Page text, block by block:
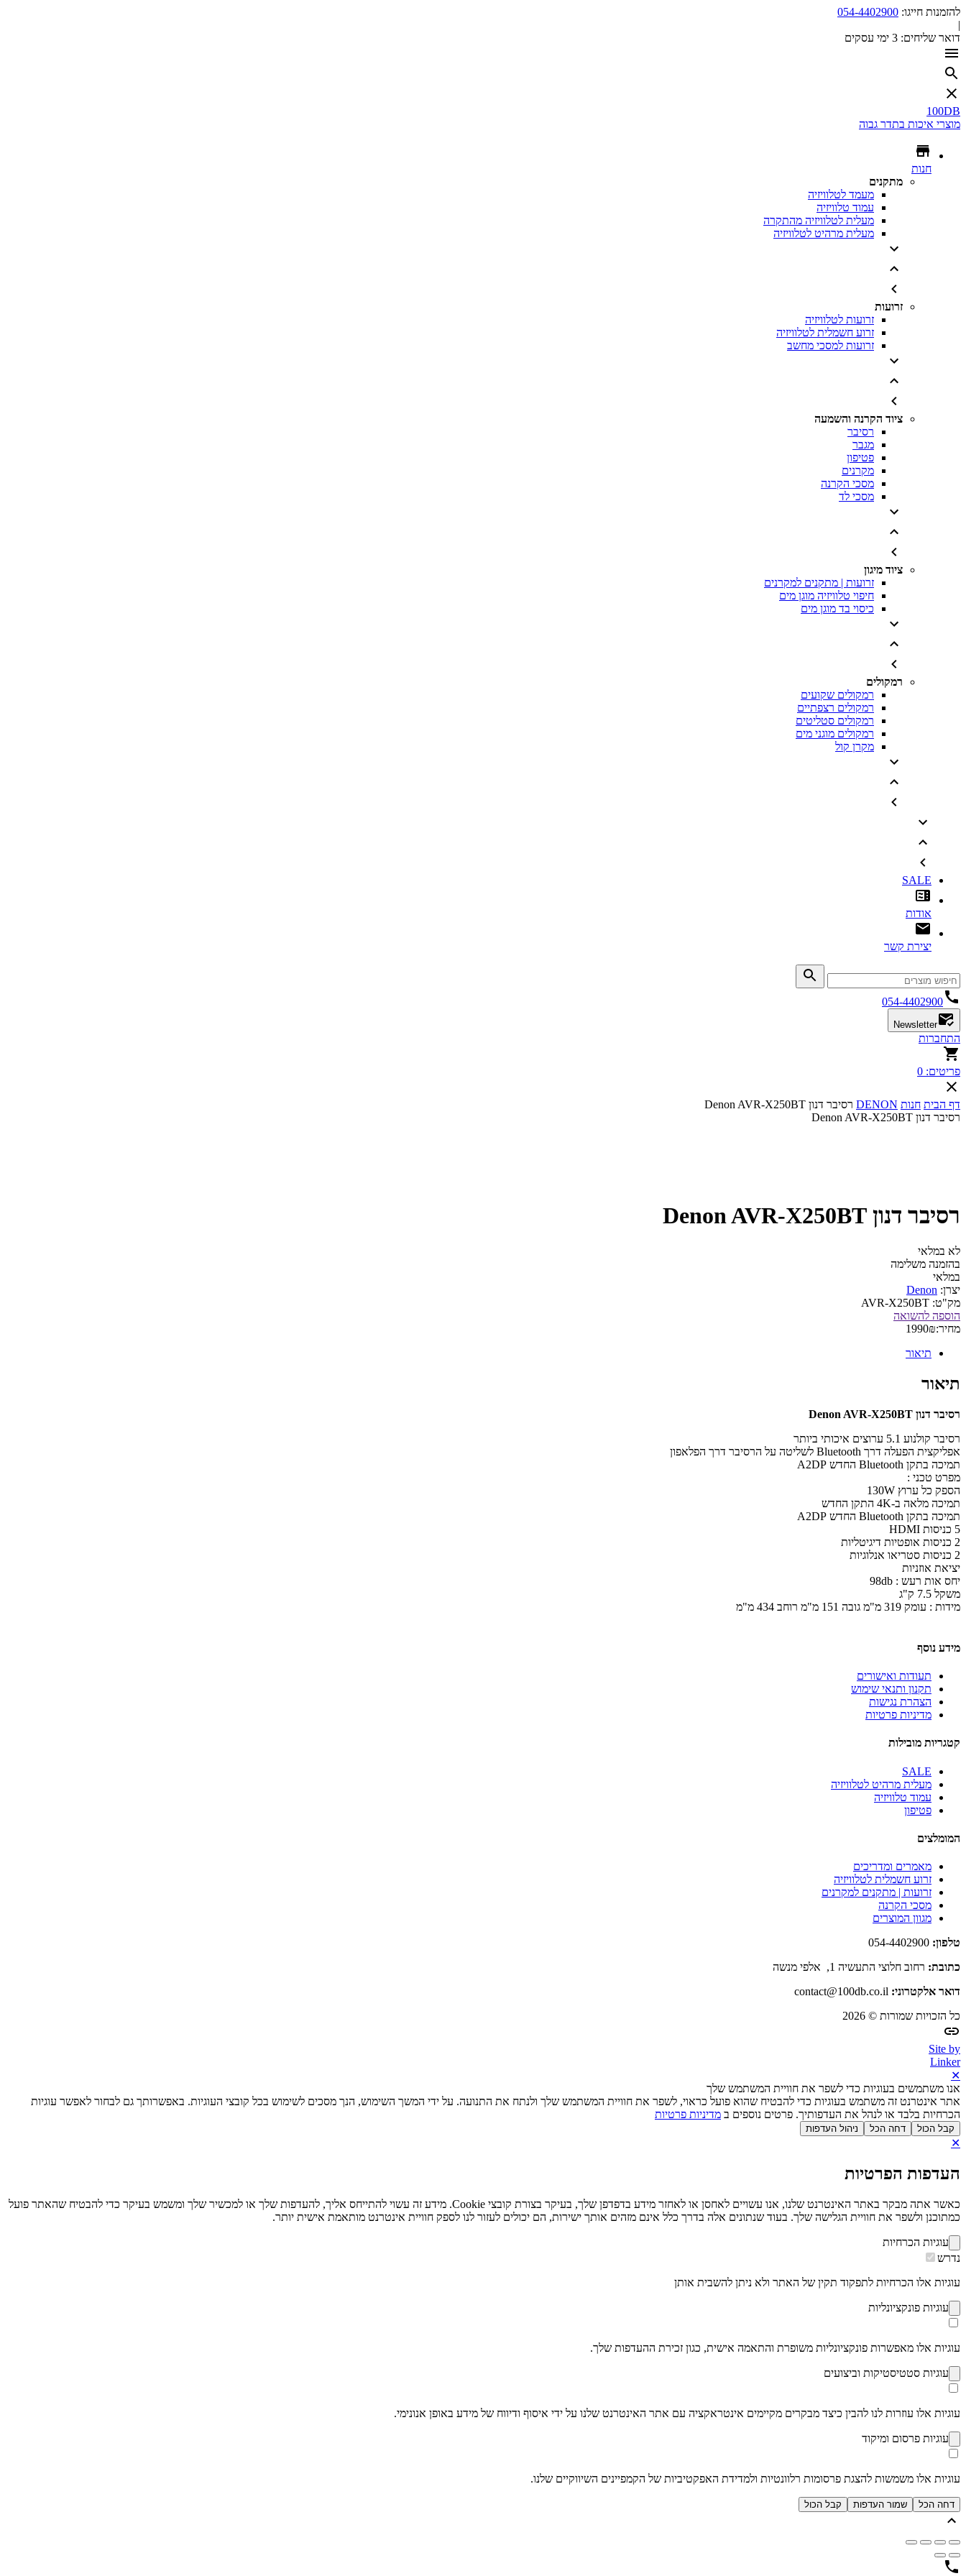
להזמנות חייגו: 054-4402900
|
דואר שליחים: 3 ימי עסקים
100DB
מוצרי איכות בתדר גבוה
חנות
מתקנים
מעמד לטלוויזיה
עמוד טלוויזיה
מעלית לטלוויזיה מהתקרה
מעלית מרהיט לטלוויזיה
זרועות
זרועות לטלוויזיה
זרוע חשמלית לטלוויזיה
זרועות למסכי מחשב
ציוד הקרנה והשמעה
רסיבר
מגבר
פטיפון
מקרנים
מסכי הקרנה
מסכי לד
ציוד מיגון
זרועות | מתקנים למקרנים
חיפוי טלוויזיה מוגן מים
כיסוי בד מוגן מים
רמקולים
רמקולים שקועים
רמקולים רצפתיים
רמקולים סטליטים
רמקולים מוגני מים
מקרן קול
SALE
אודות
יצירת קשר
054-4402900
Newsletter
התחברות
פריטים: 0
דף הבית חנות DENON רסיבר דנון Denon AVR-X250BT
רסיבר דנון Denon AVR-X250BT
רסיבר דנון Denon AVR-X250BT
לא במלאי
בהזמנה משלימה
במלאי
יצרן: Denon
מק"ט: AVR-X250BT
הוספה להשואה
מחיר:
1990₪
תיאור
תיאור
רסיבר דנון Denon AVR-X250BT
רסיבר קולנוע 5.1 ערוצים איכותי ביותר
אפליקצית הפעלה דרך Bluetooth לשליטה על הרסיבר דרך הפלאפון
תמיכה בתקן Bluetooth החדש A2DP
מפרט טכני :
הספק כל ערוץ 130W
תמיכה מלאה ב-4K התקן החדש
תמיכה בתקן Bluetooth החדש A2DP
5 כניסות HDMI
2 כניסות אופטיות דיגיטליות
2 כניסות סטריאו אנלוגיות
יציאת אוזניות
יחס אות רעש : 98db
משקל 7.5 ק"ג
מידות : עומק 319 מ"מ גובה 151 מ"מ רוחב 434 מ"מ
מידע נוסף
תעודות ואישורים
תקנון ותנאי שימוש
הצהרת נגישות
מדיניות פרטיות
קטגריות מובילות
SALE
מעלית מרהיט לטלוויזיה
עמוד טלוויזיה
פטיפון
המומלצים
מאמרים ומדריכים
זרוע חשמלית לטלוויזיה
זרועות | מתקנים למקרנים
מסכי הקרנה
מגוון המוצרים
טלפון:
כתובת: רחוב חלוצי התעשיה 1, אלפי מנשה
דואר אלקטרוני:
כל הזכויות שמורות © 2026
Site by
Linker
✕
אנו משתמשים בעוגיות כדי לשפר את חוויית המשתמש שלך
אתר אינטרנט זה משתמש בעוגיות כדי להבטיח שהוא פועל כראוי, לשפר את חוויית המשתמש שלך ולנתח את התנועה. על ידי המשך השימוש, הנך מסכים לשימוש בכל קובצי העוגיות. באפשרותך גם לבחור לאפשר עוגיות
הכרחיות בלבד או לנהל את העדפותיך. פרטים נוספים ב מדיניות פרטיות
קבל הכול דחה הכל ניהול העדפות
✕
העדפות הפרטיות
כאשר אתה מבקר באתר האינטרנט שלנו, אנו עשויים לאחסן או לאחזר מידע בדפדפן שלך, בעיקר בצורת קובצי Cookie. מידע זה עשוי להתייחס אליך, להעדפות שלך או למכשיר שלך ומשמש בעיקר כדי להבטיח שהאתר פועל
כמתוכנן ולשפר את חוויית הגלישה שלך. בעוד שנתונים אלה בדרך כלל אינם מזהים אותך ישירות, הם יכולים לעזור לנו לספק חוויית אינטרנט מותאמת אישית יותר.
עוגיות הכרחיות
נדרש
עוגיות אלו הכרחיות לתפקוד תקין של האתר ולא ניתן להשבית אותן
עוגיות פונקציונליות
עוגיות אלו מאפשרות פונקציונליות משופרת והתאמה אישית, כגון זכירת ההעדפות שלך.
עוגיות סטטיסטיקות וביצועים
עוגיות אלו עוזרות לנו להבין כיצד מבקרים מקיימים אינטראקציה עם אתר האינטרנט שלנו על ידי איסוף ודיווח של מידע באופן אנונימי.
עוגיות פרסום ומיקוד
עוגיות אלו משמשות להצגת פרסומות רלוונטיות ולמדידת האפקטיביות של הקמפיינים השיווקיים שלנו.
דחה הכל שמור העדפות קבל הכול